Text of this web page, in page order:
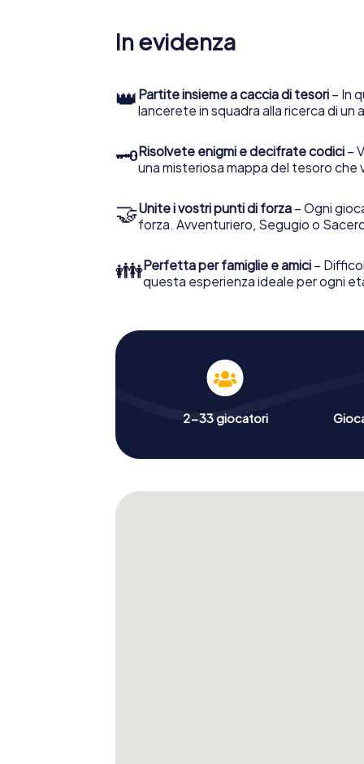
In evidenza
👑 Partite insieme a caccia di tesori – In
lancerete in squadra alla ricerca di
🗝Risolvete enigmi e decifrate codici –
una misteriosa mappa del tesoro che
🤝Unite i vostri punti di forza – Ogni
forza. Avventuriero, Segugio o
👪Perfetta per famiglie e amici –
questa esperienza ideale per ogni
2-33 giocatori